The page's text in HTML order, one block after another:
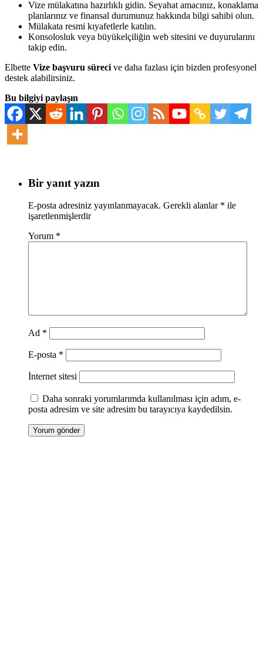
Vize mülakatına hazırlıklı gidin. Seyahat amacınız, konaklama
planlarınız ve finansal durumunuz hakkında bilgi sahibi olun.
Mülakata resmi kıyafetlerle katılın.
Konsolosluk veya büyükelçiliğin web sitesini ve duyurularını
takip edin.
Elbette Vize başvuru süreci ve daha fazlası için bizden profesyonel
destek alabilirsiniz.
Bu bilgiyi paylaşın
Bir yanıt yazın
E-posta adresiniz yayınlanmayacak. Gerekli alanlar * ile
işaretlenmişlerdir
Yorum *
Ad *
E-posta *
İnternet sitesi
Daha sonraki yorumlarımda kullanılması için adım, e-
posta adresim ve site adresim bu tarayıcıya kaydedilsin.